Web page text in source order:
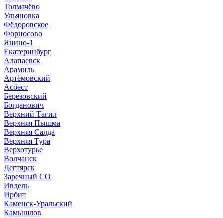
Толмачёво
Ульяновка
Фёдоровское
Форносово
Янино-1
Екатеринбург
Алапаевск
Арамиль
Артёмовский
Асбест
Берёзовский
Богданович
Верхний Тагил
Верхняя Пышма
Верхняя Салда
Верхняя Тура
Верхотурье
Волчанск
Дегтярск
Заречный СО
Ивдель
Ирбит
Каменск-Уральский
Камышлов